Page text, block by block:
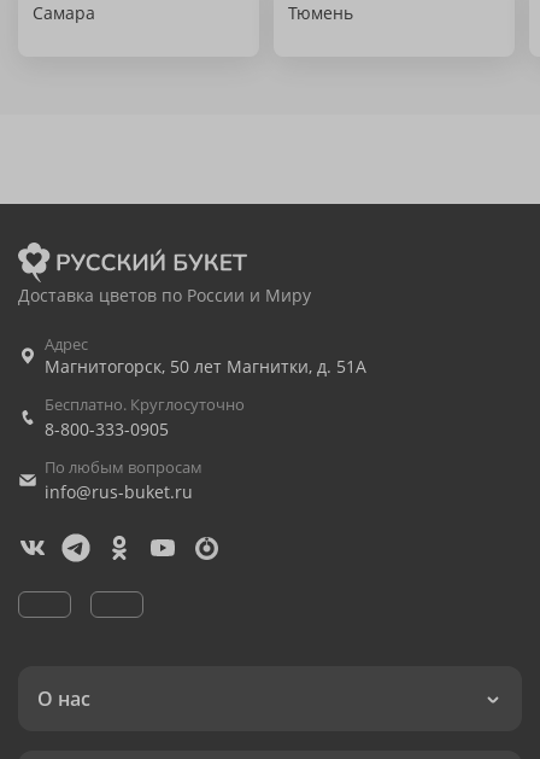
Самара Тюмень
Доставка цветов по России и Миру
Адрес
Магнитогорск, 50 лет Магнитки, д. 51А
Бесплатно. Круглосуточно
8-800-333-0905
По любым вопросам
info@rus-buket.ru
О нас